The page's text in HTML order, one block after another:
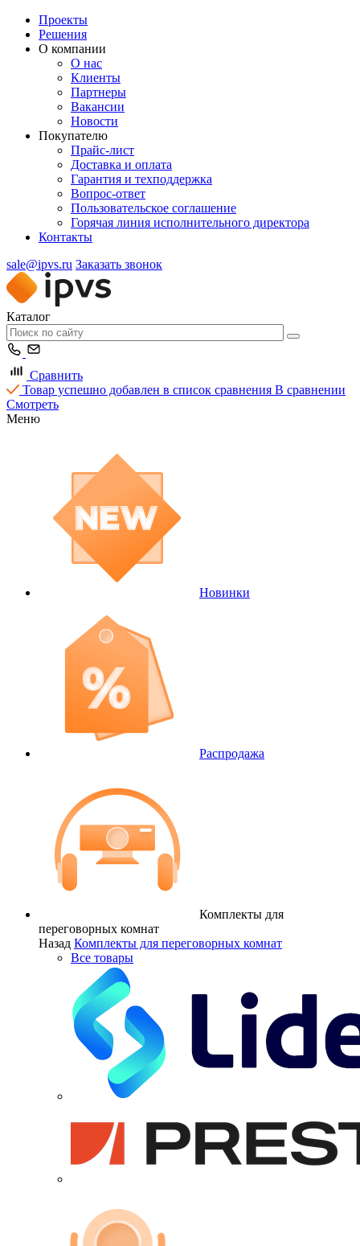
Проекты
Решения
О компании
О нас
Клиенты
Партнеры
Вакансии
Новости
Покупателю
Прайс-лист
Доставка и оплата
Гарантия и техподдержка
Вопрос-ответ
Пользовательское соглашение
Горячая линия исполнительного директора
Контакты
sale@ipvs.ru Заказать звонок
Каталог
Сравнить
Товар успешно добавлен в список сравнения В сравнении
Смотреть
Меню
Новинки
Распродажа
Комплекты для
переговорных комнат
Назад Комплекты для переговорных комнат
Все товары